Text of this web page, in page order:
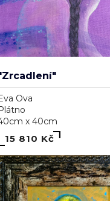
Ova
x 40cm
15 810 Kč